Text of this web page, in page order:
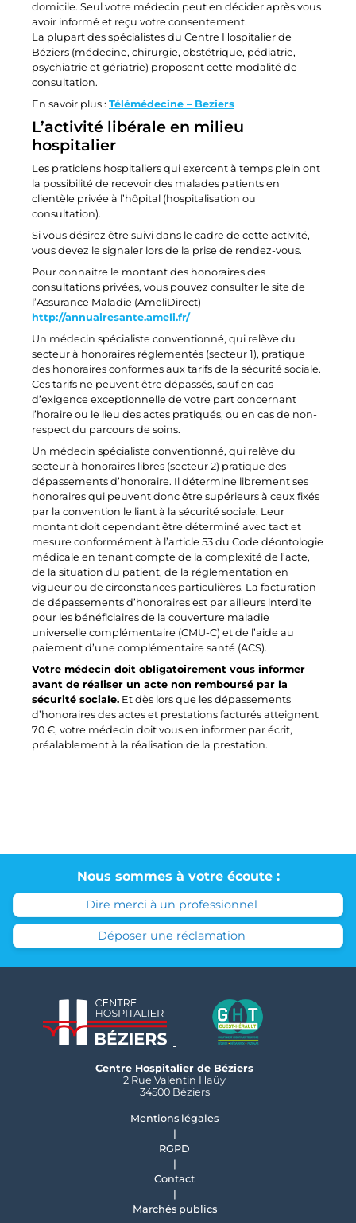
domicile. Seul votre médecin peut en décider après vous
avoir informé et reçu votre consentement.
La plupart des spécialistes du Centre Hospitalier de
Béziers (médecine, chirurgie, obstétrique, pédiatrie,
psychiatrie et gériatrie) proposent cette modalité de
consultation.
En savoir plus : Télémédecine – Beziers
L’activité libérale en milieu
hospitalier
Les praticiens hospitaliers qui exercent à temps plein ont
la possibilité de recevoir des malades patients en
clientèle privée à l’hôpital (hospitalisation ou
consultation).
Si vous désirez être suivi dans le cadre de cette activité,
vous devez le signaler lors de la prise de rendez-vous.
Pour connaitre le montant des honoraires des
consultations privées, vous pouvez consulter le site de
l’Assurance Maladie (AmeliDirect)
http://annuairesante.ameli.fr/
Un médecin spécialiste conventionné, qui relève du
secteur à honoraires réglementés (secteur 1), pratique
des honoraires conformes aux tarifs de la sécurité sociale.
Ces tarifs ne peuvent être dépassés, sauf en cas
d’exigence exceptionnelle de votre part concernant
l’horaire ou le lieu des actes pratiqués, ou en cas de non-
respect du parcours de soins.
Un médecin spécialiste conventionné, qui relève du
secteur à honoraires libres (secteur 2) pratique des
dépassements d’honoraire. Il détermine librement ses
honoraires qui peuvent donc être supérieurs à ceux fixés
par la convention le liant à la sécurité sociale. Leur
montant doit cependant être déterminé avec tact et
mesure conformément à l’article 53 du Code déontologie
médicale en tenant compte de la complexité de l’acte,
de la situation du patient, de la réglementation en
vigueur ou de circonstances particulières. La facturation
de dépassements d’honoraires est par ailleurs interdite
pour les bénéficiaires de la couverture maladie
universelle complémentaire (CMU-C) et de l’aide au
paiement d’une complémentaire santé (ACS).
Votre médecin doit obligatoirement vous informer
avant de réaliser un acte non remboursé par la
sécurité sociale. Et dès lors que les dépassements
d’honoraires des actes et prestations facturés atteignent
70 €, votre médecin doit vous en informer par écrit,
préalablement à la réalisation de la prestation.
Nous sommes à votre écoute :
Dire merci à un professionnel
Déposer une réclamation
Centre Hospitalier de Béziers
2 Rue Valentin Haüy
34500 Béziers
Mentions légales
RGPD
Contact
Marchés publics